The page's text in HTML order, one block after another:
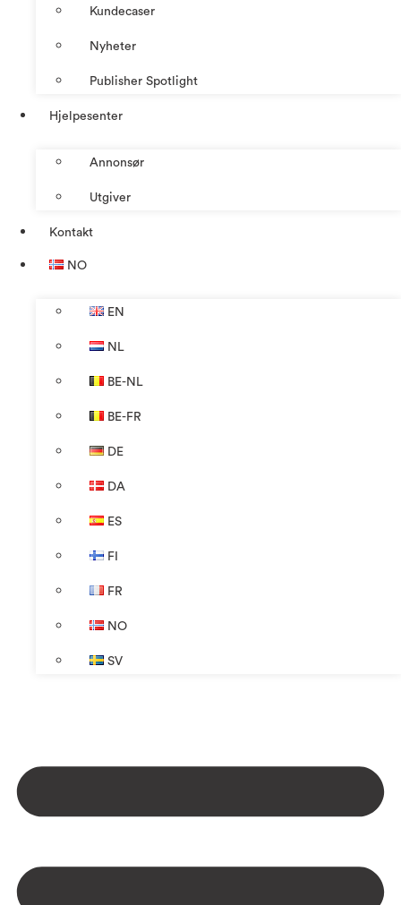
Kundecaser
Nyheter
Publisher Spotlight
Hjelpesenter
Annonsør
Utgiver
Kontakt
NO
EN
NL
BE-NL
BE-FR
DE
DA
ES
FI
FR
NO
SV